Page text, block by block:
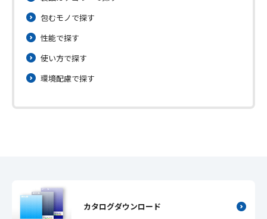
包むモノで探す
性能で探す
使い方で探す
環境配慮で探す
カタログダウンロード